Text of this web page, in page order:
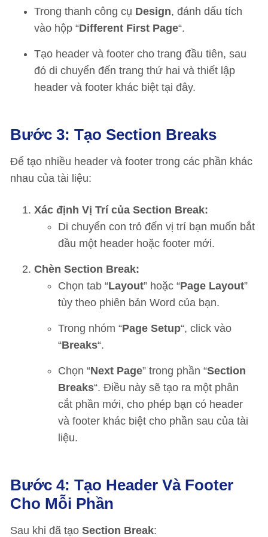
Trong thanh công cụ Design, đánh dấu tích
vào hộp “Different First Page“.
Tạo header và footer cho trang đầu tiên, sau
đó di chuyển đến trang thứ hai và thiết lập
header và footer khác biệt tại đây.
Bước 3: Tạo Section Breaks
Để tạo nhiều header và footer trong các phần khác
nhau của tài liệu:
Xác định Vị Trí của Section Break:
Di chuyển con trỏ đến vị trí bạn muốn bắt
đầu một header hoặc footer mới.
Chèn Section Break:
Chọn tab “Layout” hoặc “Page Layout”
tùy theo phiên bản Word của bạn.
Trong nhóm “Page Setup“, click vào
“Breaks“.
Chọn “Next Page” trong phần “Section
Breaks“. Điều này sẽ tạo ra một phân
cắt phần mới, cho phép bạn có header
và footer khác biệt cho phần sau của tài
liệu.
Bước 4: Tạo Header Và Footer
Cho Mỗi Phần
Sau khi đã tạo Section Break: